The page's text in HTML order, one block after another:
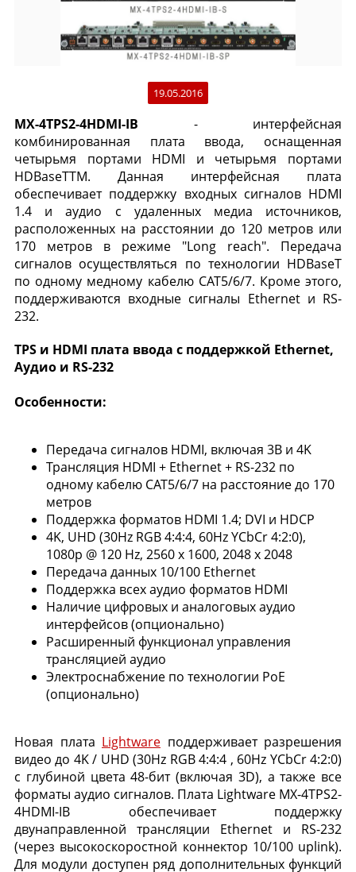
19.05.2016
MX-4TPS2-4HDMI-IB - интерфейсная
комбинированная плата ввода, оснащенная
четырьмя портами HDMI и четырьмя портами
HDBaseTTM. Данная интерфейсная плата
обеспечивает поддержку входных сигналов HDMI
1.4 и аудио с удаленных медиа источников,
расположенных на расстоянии до 120 метров или
170 метров в режиме "Long reach". Передача
сигналов осуществляться по технологии HDBaseT
по одному медному кабелю CAT5/6/7. Кроме этого,
поддерживаются входные сигналы Ethernet и RS-
232.
TPS и HDMI плата ввода с поддержкой Ethernet,
Аудио и RS-232
Особенности:
Передача сигналов HDMI, включая 3В и 4K
Трансляция HDMI + Ethernet + RS-232 по
одному кабелю CAT5/6/7 на расстояние до 170
метров
Поддержка форматов HDMI 1.4; DVI и HDCP
4K, UHD (30Hz RGB 4:4:4, 60Hz YCbCr 4:2:0),
1080p @ 120 Hz, 2560 x 1600, 2048 x 2048
Передача данных 10/100 Ethernet
Поддержка всех аудио форматов HDMI
Наличие цифровых и аналоговых аудио
интерфейсов (опционально)
Расширенный функционал управления
трансляцией аудио
Электроснабжение по технологии PoE
(опционально)
Новая плата Lightware поддерживает разрешения
видео до 4K / UHD (30Hz RGB 4:4:4 , 60Hz YCbCr 4:2:0)
с глубиной цвета 48-бит (включая 3D), а также все
форматы аудио сигналов. Плата Lightware MX-4TPS2-
4HDMI-IB обеспечивает поддержку
двунаправленной трансляции Ethernet и RS-232
(через высокоскоростной коннектор 10/100 uplink).
Для модули доступен ряд дополнительных функций